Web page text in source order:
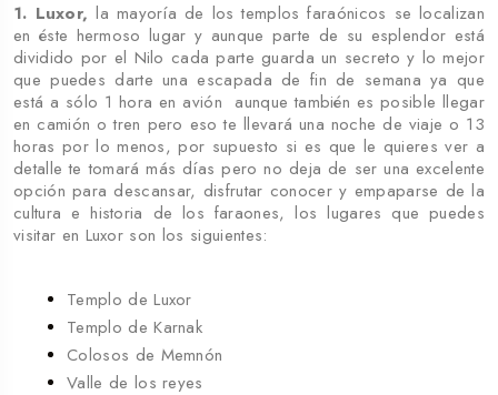
1. Luxor, la mayoría de los templos faraónicos se localizan
en éste hermoso lugar y aunque parte de su esplendor está
dividido por el Nilo cada parte guarda un secreto y lo mejor
que puedes darte una escapada de fin de semana ya que
está a sólo 1 hora en avión aunque también es posible llegar
en camión o tren pero eso te llevará una noche de viaje o 13
horas por lo menos, por supuesto si es que le quieres ver a
detalle te tomará más días pero no deja de ser una excelente
opción para descansar, disfrutar conocer y empaparse de la
cultura e historia de los faraones, los lugares que puedes
visitar en Luxor son los siguientes:
Templo de Luxor
Templo de Karnak
Colosos de Memnón
Valle de los reyes